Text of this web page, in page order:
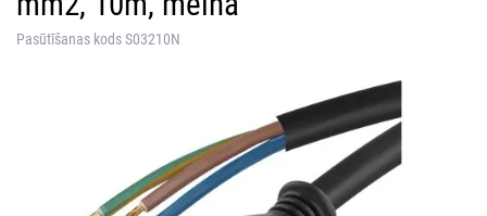
Pasūtīšanas kods S03210N